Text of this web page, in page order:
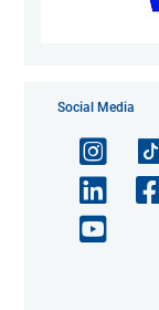
Social Media